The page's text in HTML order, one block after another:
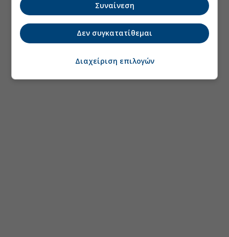
Συναίνεση
Δεν συγκατατίθεμαι
Διαχείριση επιλογών